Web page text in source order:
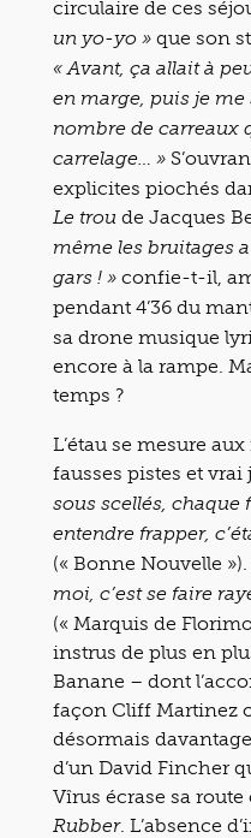
circulaire de ces
un yo-yo » que son
« Avant, ça allait à
en marge, puis je
nombre de carreaux
carrelage… »
explicites piochés
Le trou de Jacques
même les bruitages
gars ! » confie-t-il,
pendant 4’36 du
sa drone musique
encore à la rampe.
temps ?
L’étau se mesure
fausses pistes et vrai
sous scellés, chaque
entendre frapper,
(« Bonne Nouvelle »).
moi, c’est se faire
(« Marquis de
instrus de plus en
Banane – dont
façon Cliff Martinez
désormais
d’un David Fincher
Vîrus écrase sa
Rubber. L’absence